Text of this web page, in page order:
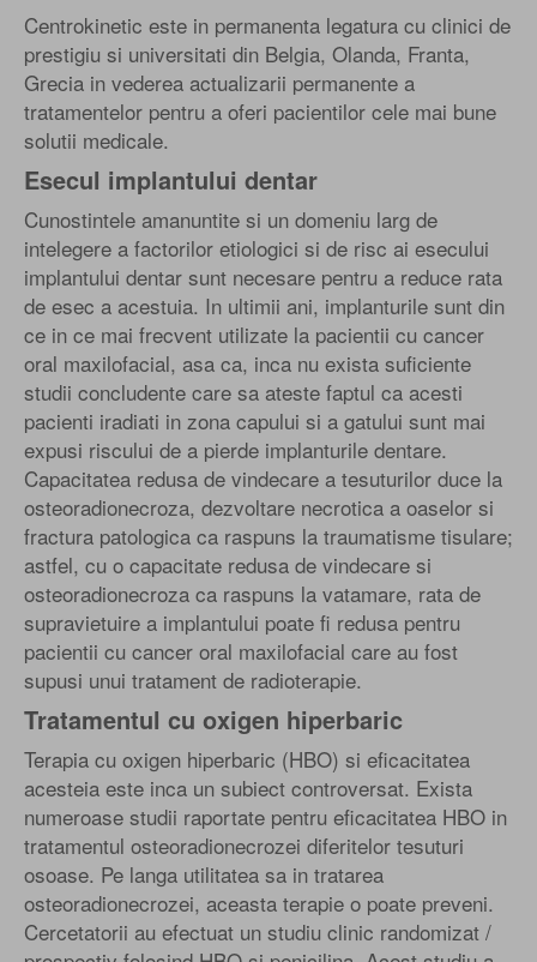
Centrokinetic este in permanenta legatura cu clinici de
prestigiu si universitati din Belgia, Olanda, Franta,
Grecia in vederea actualizarii permanente a
tratamentelor pentru a oferi pacientilor cele mai bune
solutii medicale.
Esecul implantului dentar
Cunostintele amanuntite si un domeniu larg de
intelegere a factorilor etiologici si de risc ai esecului
implantului dentar sunt necesare pentru a reduce rata
de esec a acestuia. In ultimii ani, implanturile sunt din
ce in ce mai frecvent utilizate la pacientii cu cancer
oral maxilofacial, asa ca, inca nu exista suficiente
studii concludente care sa ateste faptul ca acesti
pacienti iradiati in zona capului si a gatului sunt mai
expusi riscului de a pierde implanturile dentare.
Capacitatea redusa de vindecare a tesuturilor duce la
osteoradionecroza, dezvoltare necrotica a oaselor si
fractura patologica ca raspuns la traumatisme tisulare;
astfel, cu o capacitate redusa de vindecare si
osteoradionecroza ca raspuns la vatamare, rata de
supravietuire a implantului poate fi redusa pentru
pacientii cu cancer oral maxilofacial care au fost
supusi unui tratament de radioterapie.
Tratamentul cu oxigen hiperbaric
Terapia cu oxigen hiperbaric (HBO) si eficacitatea
acesteia este inca un subiect controversat. Exista
numeroase studii raportate pentru eficacitatea HBO in
tratamentul osteoradionecrozei diferitelor tesuturi
osoase. Pe langa utilitatea sa in tratarea
osteoradionecrozei, aceasta terapie o poate preveni.
Cercetatorii au efectuat un studiu clinic randomizat /